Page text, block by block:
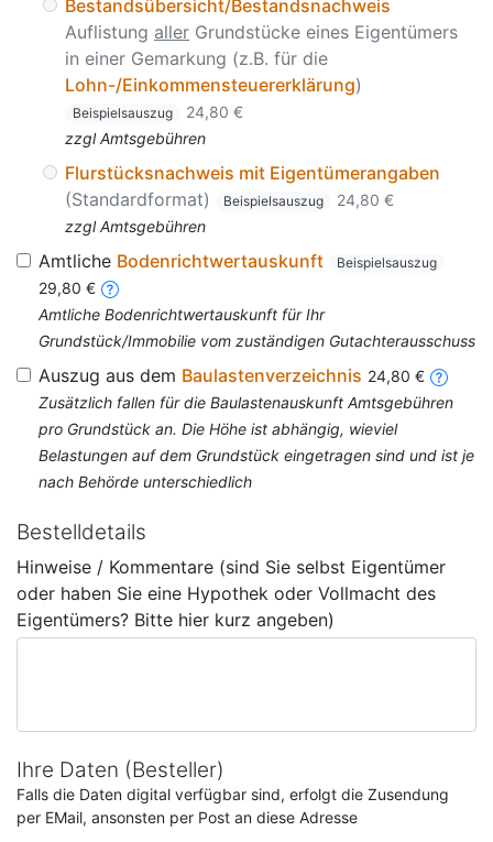
Bestandsübersicht/Bestandsnachweis
Auflistung aller Grundstücke eines Eigentümers
in einer Gemarkung (z.B. für die
Lohn-/Einkommensteuererklärung)
Beispielsauszug
24,80 €
zzgl Amtsgebühren
Flurstücksnachweis mit Eigentümerangaben
(Standardformat)
Beispielsauszug
24,80 €
zzgl Amtsgebühren
Amtliche Bodenrichtwertauskunft Beispielsauszug
29,80 €
Amtliche Bodenrichtwertauskunft für Ihr
Grundstück/Immobilie vom zuständigen Gutachterausschuss
Auszug aus dem Baulastenverzeichnis 24,80 €
Zusätzlich fallen für die Baulastenauskunft Amtsgebühren
pro Grundstück an. Die Höhe ist abhängig, wieviel
Belastungen auf dem Grundstück eingetragen sind und ist je
nach Behörde unterschiedlich
Bestelldetails
Hinweise / Kommentare (sind Sie selbst Eigentümer
oder haben Sie eine Hypothek oder Vollmacht des
Eigentümers? Bitte hier kurz angeben)
Ihre Daten (Besteller)
Falls die Daten digital verfügbar sind, erfolgt die Zusendung
per EMail, ansonsten per Post an diese Adresse